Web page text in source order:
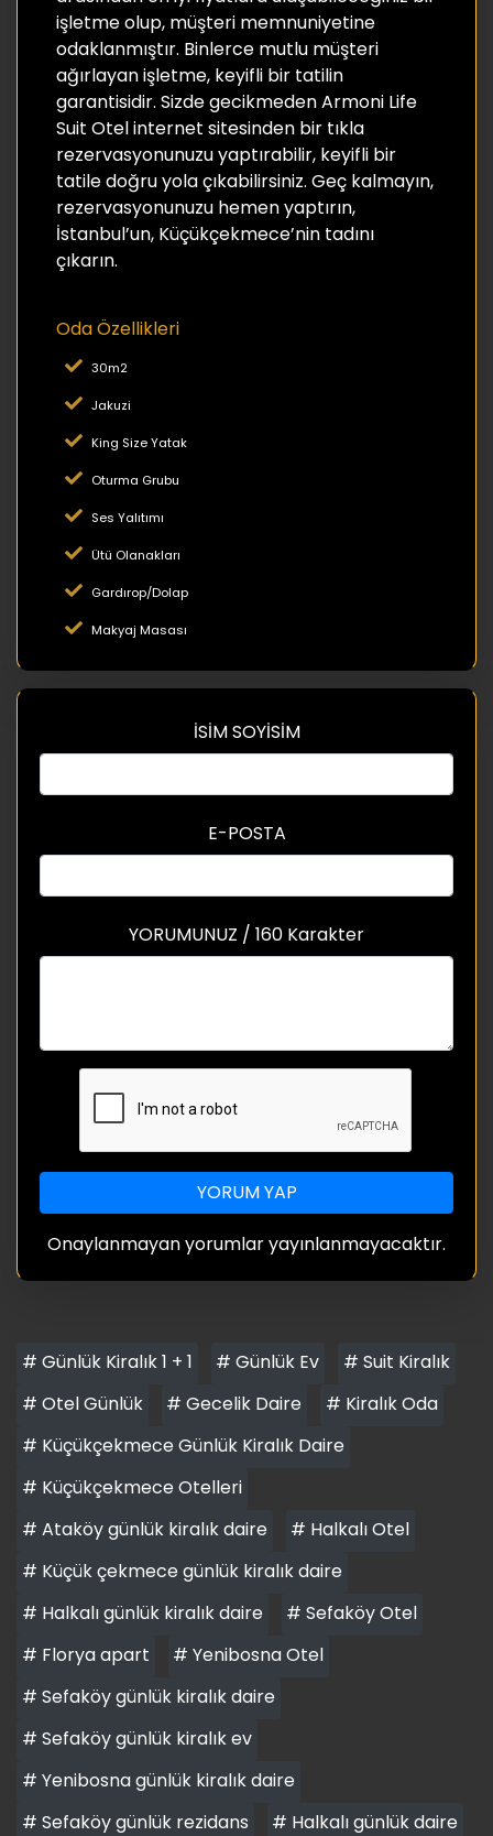
işletme olup, müşteri memnuniyetine
odaklanmıştır. Binlerce mutlu müşteri
ağırlayan işletme, keyifli bir tatilin
garantisidir. Sizde gecikmeden Armoni Life
Suit Otel internet sitesinden bir tıkla
rezervasyonunuzu yaptırabilir, keyifli bir
tatile doğru yola çıkabilirsiniz. Geç kalmayın,
rezervasyonunuzu hemen yaptırın,
İstanbul’un, Küçükçekmece’nin tadını
çıkarın.
Oda Özellikleri
30m2
Jakuzi
King Size Yatak
Oturma Grubu
Ses Yalıtımı
Ütü Olanakları
Gardırop/Dolap
Makyaj Masası
İSİM SOYİSİM
E-POSTA
YORUMUNUZ / 160 Karakter
YORUM YAP
Onaylanmayan yorumlar yayınlanmayacaktır.
# Günlük Kiralık 1 + 1 # Günlük Ev
# Suit Kiralık
# Otel Günlük
# Gecelik Daire
# Kiralık Oda
# Küçükçekmece Günlük Kiralık Daire
# Küçükçekmece Otelleri
# Ataköy günlük kiralık daire
# Halkalı Otel
# Küçük çekmece günlük kiralık daire
# Halkalı günlük kiralık daire
# Sefaköy Otel
# Florya apart
# Yenibosna Otel
# Sefaköy günlük kiralık daire
# Sefaköy günlük kiralık ev
# Yenibosna günlük kiralık daire
# Sefaköy günlük rezidans
# Halkalı günlük daire